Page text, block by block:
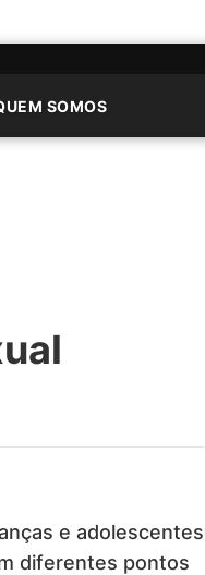
SOMOS
e adolescentes
diferentes pontos